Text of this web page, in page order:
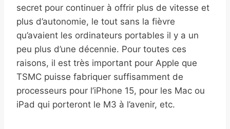
secret pour continuer à offrir plus de vitesse et
plus d’autonomie, le tout sans la fièvre
qu’avaient les ordinateurs portables il y a un
peu plus d’une décennie. Pour toutes ces
raisons, il est très important pour Apple que
TSMC puisse fabriquer suffisamment de
processeurs pour l’iPhone 15, pour les Mac ou
iPad qui porteront le M3 à l’avenir, etc.